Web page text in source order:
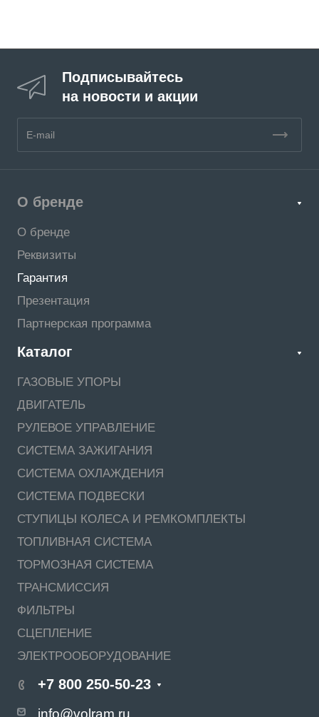
Подписывайтесь
на новости и акции
О бренде
О бренде
Реквизиты
Гарантия
Презентация
Партнерская программа
Каталог
ГАЗОВЫЕ УПОРЫ
ДВИГАТЕЛЬ
РУЛЕВОЕ УПРАВЛЕНИЕ
СИСТЕМА ЗАЖИГАНИЯ
СИСТЕМА ОХЛАЖДЕНИЯ
СИСТЕМА ПОДВЕСКИ
СТУПИЦЫ КОЛЕСА И РЕМКОМПЛЕКТЫ
ТОПЛИВНАЯ СИСТЕМА
ТОРМОЗНАЯ СИСТЕМА
ТРАНСМИССИЯ
ФИЛЬТРЫ
СЦЕПЛЕНИЕ
ЭЛЕКТРООБОРУДОВАНИЕ
+7 800 250-50-23
info@volram.ru